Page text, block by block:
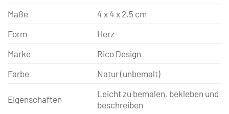
Maße
4 x 4 x 2,5 cm
Form
Herz
Marke
Rico Design
Farbe
Natur (unbemalt)
Eigenschaften
Leicht zu bemalen, bekleben und
beschreiben